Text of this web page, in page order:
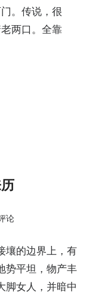
。传说，很
两口。全靠
论
壤的边界上，有
势平坦，物产丰
脚女人，并暗中